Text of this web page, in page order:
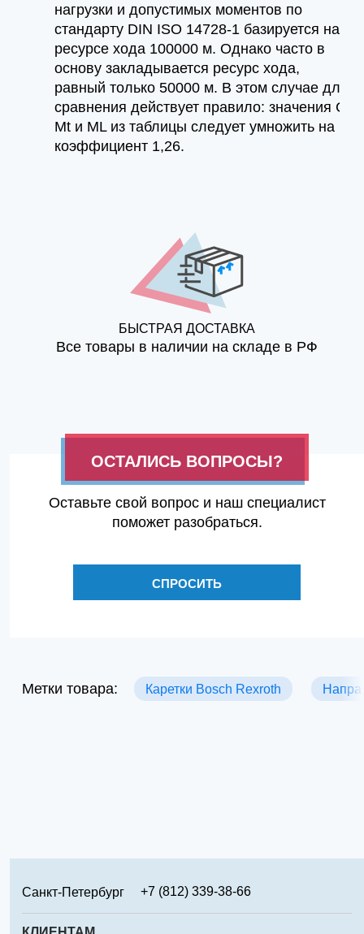
нагрузки и допустимых моментов по
стандарту DIN ISO 14728-1 базируется на
ресурсе хода 100000 м. Однако часто в
основу закладывается ресурс хода,
равный только 50000 м. В этом случае для
сравнения действует правило: значения C,
Mt и ML из таблицы следует умножить на
коэффициент 1,26.
БЫСТРАЯ ДОСТАВКА
Все товары в наличии на складе в РФ
ОСТАЛИСЬ ВОПРОСЫ?
Оставьте свой вопрос и наш специалист
поможет разобраться.
СПРОСИТЬ
Метки товара: Каретки Bosch Rexroth
Санкт-Петербург
+7 (812) 339-38-66
Москва
+7 (499) 346-65-02